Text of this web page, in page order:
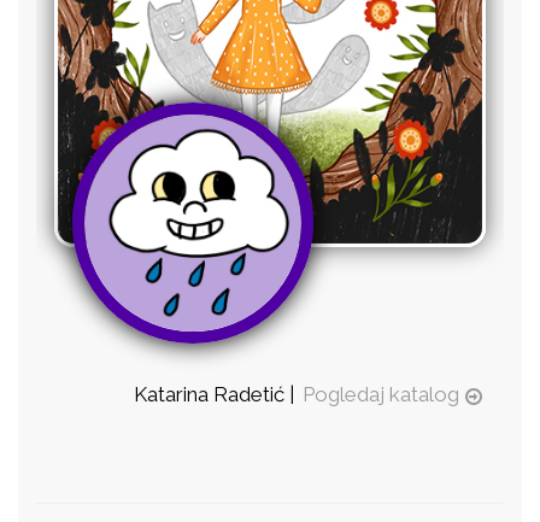
Katarina Radetić | Pogledaj katalog